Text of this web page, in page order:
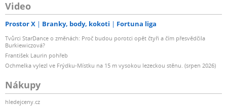
Video
Prostor X Branky, body, kokoti Fortuna liga
Tvůrci StarDance o změnách: Proč budou porotci opět čtyři a čím přesvědčila
Burkiewiczová?
František Laurin pohřeb
Ochmelka vylezl ve Frýdku-Místku na 15 m vysokou lezeckou stěnu. (srpen 2026)
Nákupy
hledejceny.cz